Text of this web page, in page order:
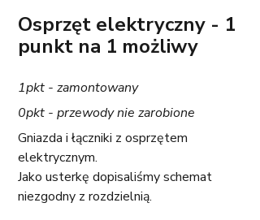
Osprzęt elektryczny - 1
punkt na 1 możliwy
1pkt - zamontowany
0pkt - przewody nie zarobione
Gniazda i łączniki z osprzętem
elektrycznym.
Jako usterkę dopisaliśmy schemat
niezgodny z rozdzielnią.